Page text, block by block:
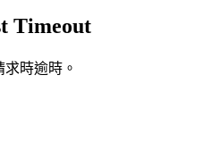
Timeout
時逾時。